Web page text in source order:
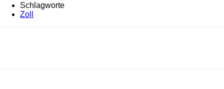
Schlagworte
Zoll